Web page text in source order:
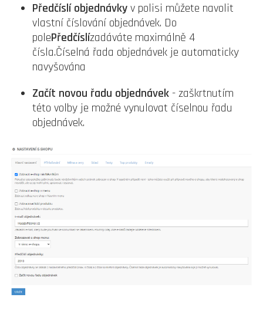
Předčíslí objednávkyv polisi můžete navolit
vlastní číslování objednávek. Do
polePředčíslízadáváte maximálně 4
čísla.Číselná řada objednávek je automaticky
navyšována
Začít novou řadu objednávek- zaškrtnutím
této volby je možné vynulovat číselnou řadu
objednávek.